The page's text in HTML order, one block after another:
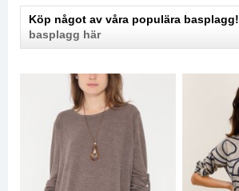
Köp något av våra populära basplagg!
basplagg här